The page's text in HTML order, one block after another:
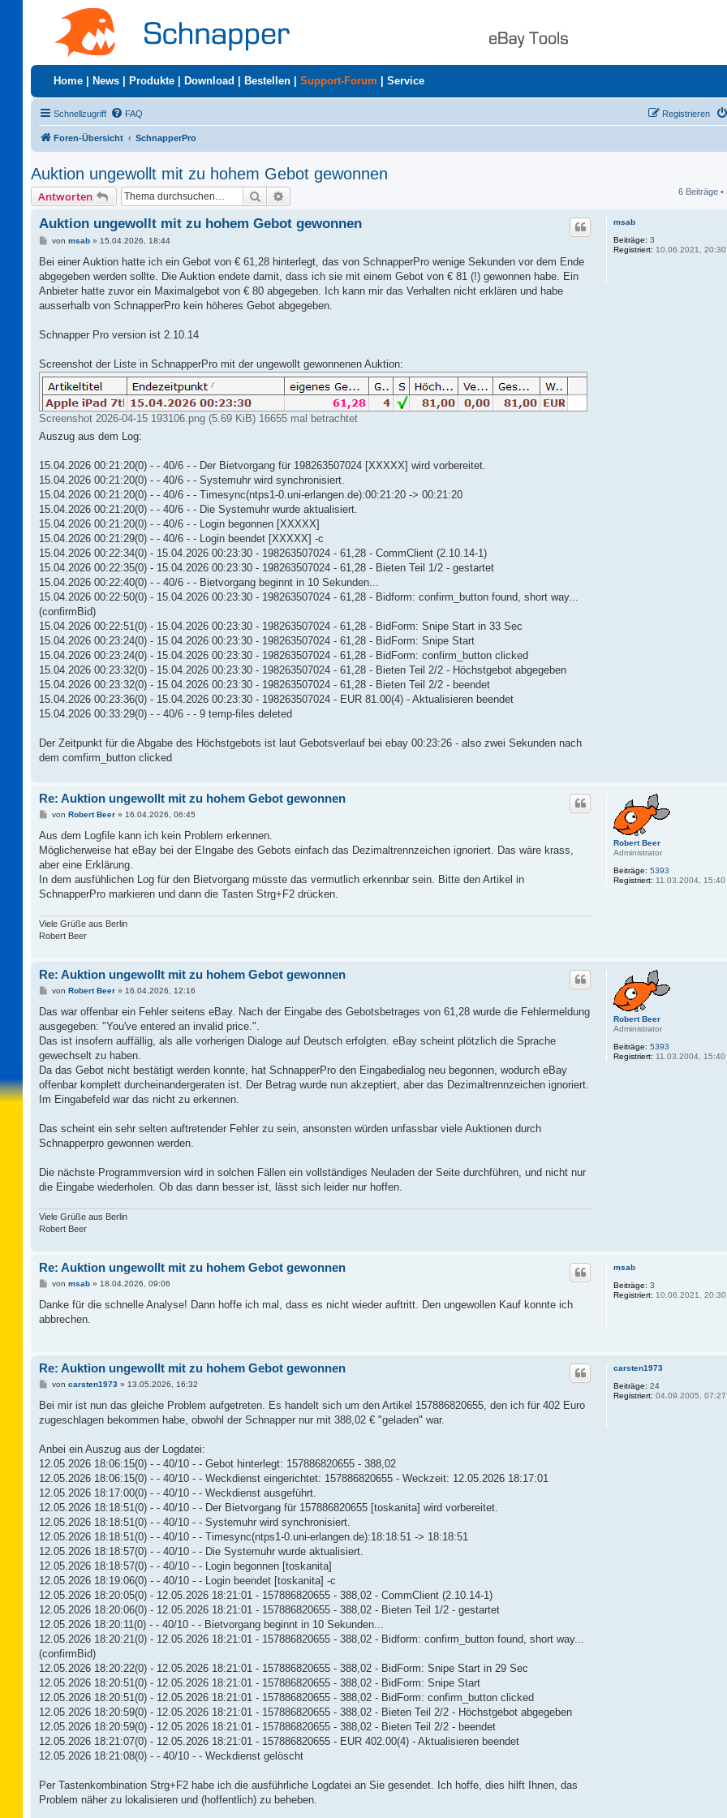
Home News Produkte Download Bestellen Support-Forum Service
Schnellzugriff FAQ Registrieren
Foren-Übersicht SchnapperPro
Auktion ungewollt mit zu hohem Gebot gewonnen
Antworten Suche 6 Beiträge •
msab
Beiträge: 3
Registriert: 10.06.2021, 20:30
Auktion ungewollt mit zu hohem Gebot gewonnen
B
i
r
a
von msab» 15.04.2026, 18:44
Bei einer Auktion hatte ich ein Gebot von € 61,28 hinterlegt, das von SchnapperPro wenige Sekunden vor dem Ende
abgegeben werden sollte. Die Auktion endete damit, dass ich sie mit einem Gebot von € 81 (!) gewonnen habe. Ein
Anbieter hatte zuvor ein Maximalgebot von € 80 abgegeben. Ich kann mir das Verhalten nicht erklären und habe
ausserhalb von SchnapperPro kein höheres Gebot abgegeben.
Schnapper Pro version ist 2.10.14
Screenshot der Liste in SchnapperPro mit der ungewollt gewonnenen Auktion:
Screenshot 2026-04-15 193106.png (5.69 KiB) 16655 mal betrachtet
Auszug aus dem Log:
15.04.2026 00:21:20(0) - - 40/6 - - Der Bietvorgang für 198263507024 [XXXXX] wird vorbereitet.
15.04.2026 00:21:20(0) - - 40/6 - - Systemuhr wird synchronisiert.
15.04.2026 00:21:20(0) - - 40/6 - - Timesync(ntps1-0.uni-erlangen.de):00:21:20 -> 00:21:20
15.04.2026 00:21:20(0) - - 40/6 - - Die Systemuhr wurde aktualisiert.
15.04.2026 00:21:20(0) - - 40/6 - - Login begonnen [XXXXX]
15.04.2026 00:21:29(0) - - 40/6 - - Login beendet [XXXXX] -c
15.04.2026 00:22:34(0) - 15.04.2026 00:23:30 - 198263507024 - 61,28 - CommClient (2.10.14-1)
15.04.2026 00:22:35(0) - 15.04.2026 00:23:30 - 198263507024 - 61,28 - Bieten Teil 1/2 - gestartet
15.04.2026 00:22:40(0) - - 40/6 - - Bietvorgang beginnt in 10 Sekunden...
15.04.2026 00:22:50(0) - 15.04.2026 00:23:30 - 198263507024 - 61,28 - Bidform: confirm_button found, short way...
(confirmBid)
15.04.2026 00:22:51(0) - 15.04.2026 00:23:30 - 198263507024 - 61,28 - BidForm: Snipe Start in 33 Sec
15.04.2026 00:23:24(0) - 15.04.2026 00:23:30 - 198263507024 - 61,28 - BidForm: Snipe Start
15.04.2026 00:23:24(0) - 15.04.2026 00:23:30 - 198263507024 - 61,28 - BidForm: confirm_button clicked
15.04.2026 00:23:32(0) - 15.04.2026 00:23:30 - 198263507024 - 61,28 - Bieten Teil 2/2 - Höchstgebot abgegeben
15.04.2026 00:23:32(0) - 15.04.2026 00:23:30 - 198263507024 - 61,28 - Bieten Teil 2/2 - beendet
15.04.2026 00:23:36(0) - 15.04.2026 00:23:30 - 198263507024 - EUR 81.00(4) - Aktualisieren beendet
15.04.2026 00:33:29(0) - - 40/6 - - 9 temp-files deleted
Der Zeitpunkt für die Abgabe des Höchstgebots ist laut Gebotsverlauf bei ebay 00:23:26 - also zwei Sekunden nach
dem comfirm_button clicked
Robert Beer
Administrator
Beiträge: 5393
Registriert: 11.03.2004, 15:40
Re: Auktion ungewollt mit zu hohem Gebot gewonnen
B
r
a
von Robert Beer» 16.04.2026, 06:45
Aus dem Logfile kann ich kein Problem erkennen.
Möglicherweise hat eBay bei der EIngabe des Gebots einfach das Dezimaltrennzeichen ignoriert. Das wäre krass,
aber eine Erklärung.
In dem ausfühlichen Log für den Bietvorgang müsste das vermutlich erkennbar sein. Bitte den Artikel in
SchnapperPro markieren und dann die Tasten Strg+F2 drücken.
Viele Grüße aus Berlin
Robert Beer
Robert Beer
Administrator
Beiträge: 5393
Registriert: 11.03.2004, 15:40
Re: Auktion ungewollt mit zu hohem Gebot gewonnen
B
i
r
a
von Robert Beer» 16.04.2026, 12:16
Das war offenbar ein Fehler seitens eBay. Nach der Eingabe des Gebotsbetrages von 61,28 wurde die Fehlermeldung
ausgegeben: "You've entered an invalid price.".
Das ist insofern auffällig, als alle vorherigen Dialoge auf Deutsch erfolgten. eBay scheint plötzlich die Sprache
gewechselt zu haben.
Da das Gebot nicht bestätigt werden konnte, hat SchnapperPro den Eingabedialog neu begonnen, wodurch eBay
offenbar komplett durcheinandergeraten ist. Der Betrag wurde nun akzeptiert, aber das Dezimaltrennzeichen ignoriert.
Im Eingabefeld war das nicht zu erkennen.
Das scheint ein sehr selten auftretender Fehler zu sein, ansonsten würden unfassbar viele Auktionen durch
Schnapperpro gewonnen werden.
Die nächste Programmversion wird in solchen Fällen ein vollständiges Neuladen der Seite durchführen, und nicht nur
die Eingabe wiederholen. Ob das dann besser ist, lässt sich leider nur hoffen.
Viele Grüße aus Berlin
Robert Beer
msab
Beiträge: 3
Registriert: 10.06.2021, 20:30
Re: Auktion ungewollt mit zu hohem Gebot gewonnen
B
i
r
von msab» 18.04.2026, 09:06
Danke für die schnelle Analyse! Dann hoffe ich mal, dass es nicht wieder auftritt. Den ungewollen Kauf konnte ich
abbrechen.
carsten1973
Beiträge: 24
Registriert: 04.09.2005, 07:27
Re: Auktion ungewollt mit zu hohem Gebot gewonnen
B
i
r
von carsten1973» 13.05.2026, 16:32
Bei mir ist nun das gleiche Problem aufgetreten. Es handelt sich um den Artikel 157886820655, den ich für 402 Euro
zugeschlagen bekommen habe, obwohl der Schnapper nur mit 388,02 € "geladen" war.
Anbei ein Auszug aus der Logdatei:
12.05.2026 18:06:15(0) - - 40/10 - - Gebot hinterlegt: 157886820655 - 388,02
12.05.2026 18:06:15(0) - - 40/10 - - Weckdienst eingerichtet: 157886820655 - Weckzeit: 12.05.2026 18:17:01
12.05.2026 18:17:00(0) - - 40/10 - - Weckdienst ausgeführt.
12.05.2026 18:18:51(0) - - 40/10 - - Der Bietvorgang für 157886820655 [toskanita] wird vorbereitet.
12.05.2026 18:18:51(0) - - 40/10 - - Systemuhr wird synchronisiert.
12.05.2026 18:18:51(0) - - 40/10 - - Timesync(ntps1-0.uni-erlangen.de):18:18:51 -> 18:18:51
12.05.2026 18:18:57(0) - - 40/10 - - Die Systemuhr wurde aktualisiert.
12.05.2026 18:18:57(0) - - 40/10 - - Login begonnen [toskanita]
12.05.2026 18:19:06(0) - - 40/10 - - Login beendet [toskanita] -c
12.05.2026 18:20:05(0) - 12.05.2026 18:21:01 - 157886820655 - 388,02 - CommClient (2.10.14-1)
12.05.2026 18:20:06(0) - 12.05.2026 18:21:01 - 157886820655 - 388,02 - Bieten Teil 1/2 - gestartet
12.05.2026 18:20:11(0) - - 40/10 - - Bietvorgang beginnt in 10 Sekunden...
12.05.2026 18:20:21(0) - 12.05.2026 18:21:01 - 157886820655 - 388,02 - Bidform: confirm_button found, short way...
(confirmBid)
12.05.2026 18:20:22(0) - 12.05.2026 18:21:01 - 157886820655 - 388,02 - BidForm: Snipe Start in 29 Sec
12.05.2026 18:20:51(0) - 12.05.2026 18:21:01 - 157886820655 - 388,02 - BidForm: Snipe Start
12.05.2026 18:20:51(0) - 12.05.2026 18:21:01 - 157886820655 - 388,02 - BidForm: confirm_button clicked
12.05.2026 18:20:59(0) - 12.05.2026 18:21:01 - 157886820655 - 388,02 - Bieten Teil 2/2 - Höchstgebot abgegeben
12.05.2026 18:20:59(0) - 12.05.2026 18:21:01 - 157886820655 - 388,02 - Bieten Teil 2/2 - beendet
12.05.2026 18:21:07(0) - 12.05.2026 18:21:01 - 157886820655 - EUR 402.00(4) - Aktualisieren beendet
12.05.2026 18:21:08(0) - - 40/10 - - Weckdienst gelöscht
Per Tastenkombination Strg+F2 habe ich die ausführliche Logdatei an Sie gesendet. Ich hoffe, dies hilft Ihnen, das
Problem näher zu lokalisieren und (hoffentlich) zu beheben.